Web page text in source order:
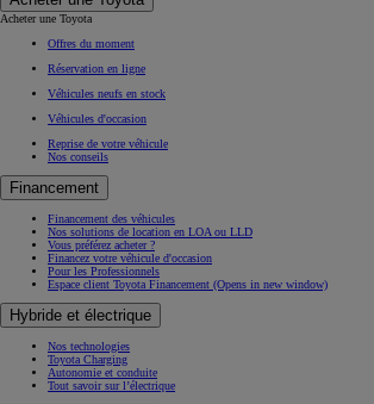
Acheter une Toyota
Offres du moment
Réservation en ligne
Véhicules neufs en stock
Véhicules d'occasion
Reprise de votre véhicule
Nos conseils
Financement
Financement des véhicules
Nos solutions de location en LOA ou LLD
Vous préférez acheter ?
Financez votre véhicule d'occasion
Pour les Professionnels
Espace client Toyota Financement (Opens in new window)
Hybride et électrique
Nos technologies
Toyota Charging
Autonomie et conduite
Tout savoir sur l’électrique